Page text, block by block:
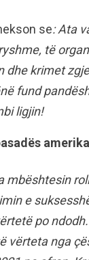
se: Ata
të
dhe krimet
fund
ligjin!
mbështesin
e
po
vërteta nga